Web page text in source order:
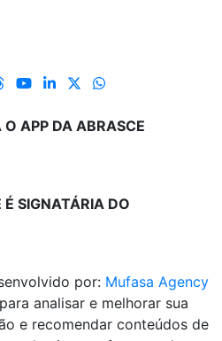
O APP DA ABRASCE
SIGNATÁRIA DO
por: Mufasa Agency
analisar e melhorar sua
e recomendar conteúdos de